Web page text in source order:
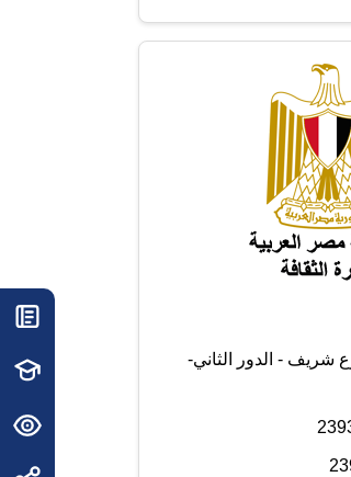
شريف - الدور الثاني-